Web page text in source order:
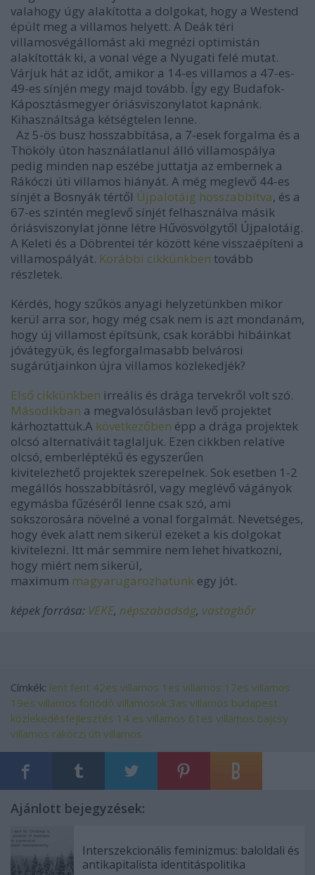
valahogy úgy alakította a dolgokat, hogy a Westend
épült meg a villamos helyett. A Deák téri
villamosvégállomást aki megnézi optimistán
alakították ki, a vonal vége a Nyugati felé mutat.
Várjuk hát az időt, amikor a 14-es villamos a 47-es-
49-es sínjén megy majd tovább. Így egy Budafok-
Káposztásmegyer óriásviszonylatot kapnánk.
Kihasználtsága kétségtelen lenne.
Az 5-ös busz hosszabbítása, a 7-esek forgalma és a
Thököly úton használatlanul álló villamospálya
pedig minden nap eszébe juttatja az embernek a
Rákóczi úti villamos hiányát. A még meglevő 44-es
sínjét a Bosnyák tértől Újpalotáig hosszabbítva, és a
67-es szintén meglevő sínjét felhasználva másik
óriásviszonylat jönne létre Hűvösvölgytől Újpalotáig.
A Keleti és a Döbrentei tér között kéne visszaépíteni a
villamospályát. Korábbi cikkünkben tovább
részletek.
Kérdés, hogy szűkös anyagi helyzetünkben mikor
kerül arra sor, hogy még csak nem is azt mondanám,
hogy új villamost építsünk, csak korábbi hibáinkat
jóvátegyük, és legforgalmasabb belvárosi
sugárútjainkon újra villamos közlekedjék?
Első cikkünkben irreális és drága tervekről volt szó.
Másodikban a megvalósulásban levő projektet
kárhoztattuk.A következőben épp a drága projektek
olcsó alternatíváit taglaljuk. Ezen cikkben relatíve
olcsó, emberléptékű és egyszerűen
kivitelezhető projektek szerepelnek. Sok esetben 1-2
megállós hosszabbításról, vagy meglévő vágányok
egymásba fűzéséről lenne csak szó, ami
sokszorosára növelné a vonal forgalmát. Nevetséges,
hogy évek alatt nem sikerül ezeket a kis dolgokat
kivitelezni. Itt már semmire nem lehet hivatkozni,
hogy miért nem sikerül,
maximum magyarugarozhatunk egy jót.
képek forrása: VEKE, népszabadság, vastagbőr
Címkék: lent fent 42es villamos 1es villamos 17es villamos
19es villamos fonódó villamosok 3as villamos budapest
közlekedésfejlesztés 14 es villamos 61es villamos bajcsy
villamos rákóczi úti villamos
Ajánlott bejegyzések:
Interszekcionális feminizmus: baloldali és
antikapitalista identitáspolitika